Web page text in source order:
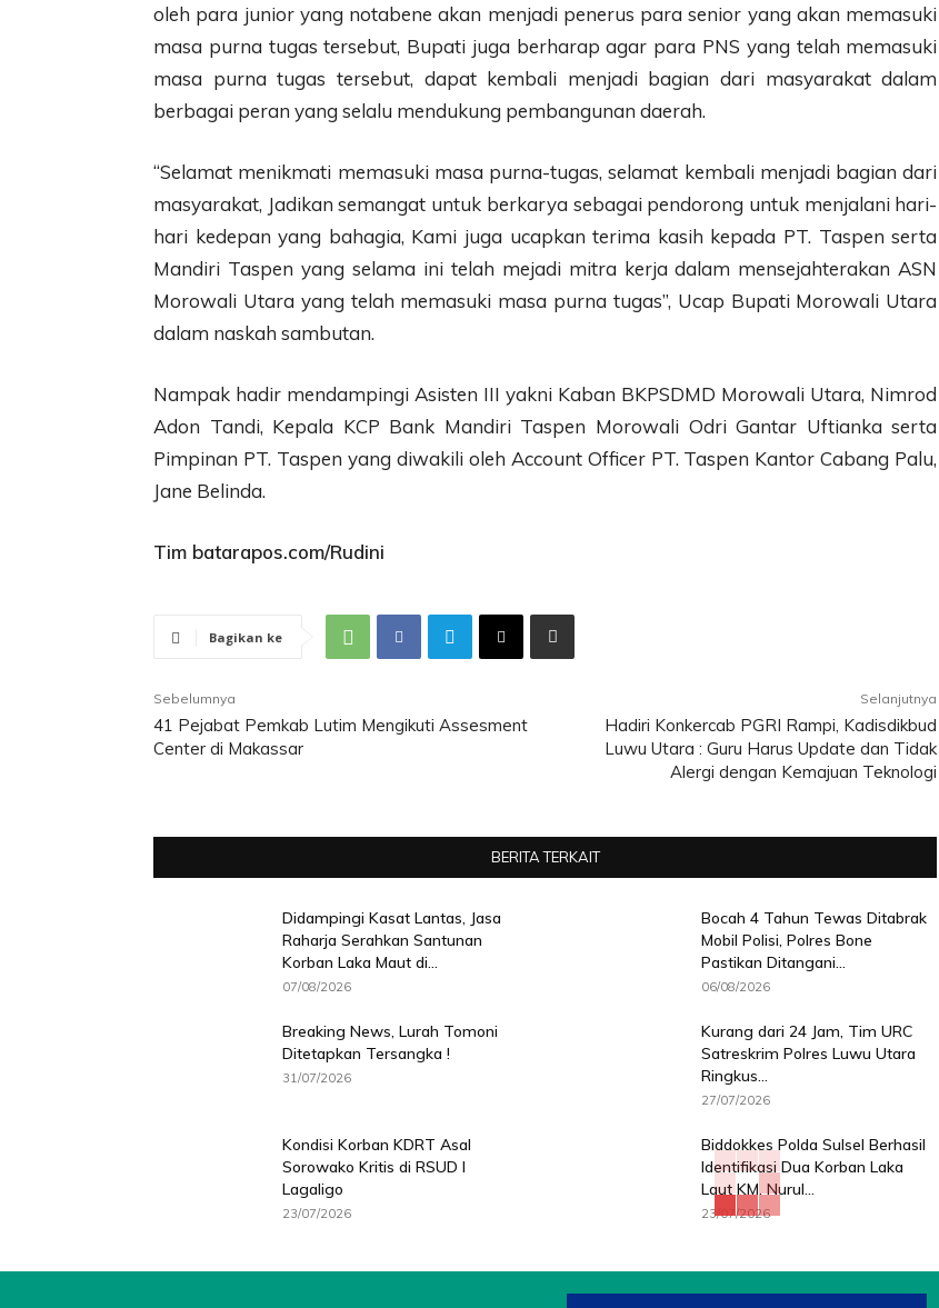
oleh para junior yang notabene akan menjadi penerus para senior yang akan memasuki
masa purna tugas tersebut, Bupati juga berharap agar para PNS yang telah memasuki
masa purna tugas tersebut, dapat kembali menjadi bagian dari masyarakat dalam
berbagai peran yang selalu mendukung pembangunan daerah.
“Selamat menikmati memasuki masa purna-tugas, selamat kembali menjadi bagian dari
masyarakat, Jadikan semangat untuk berkarya sebagai pendorong untuk menjalani hari-
hari kedepan yang bahagia, Kami juga ucapkan terima kasih kepada PT. Taspen serta
Mandiri Taspen yang selama ini telah mejadi mitra kerja dalam mensejahterakan ASN
Morowali Utara yang telah memasuki masa purna tugas”, Ucap Bupati Morowali Utara
dalam naskah sambutan.
Nampak hadir mendampingi Asisten III yakni Kaban BKPSDMD Morowali Utara, Nimrod
Adon Tandi, Kepala KCP Bank Mandiri Taspen Morowali Odri Gantar Uftianka serta
Pimpinan PT. Taspen yang diwakili oleh Account Officer PT. Taspen Kantor Cabang Palu,
Jane Belinda.
Tim batarapos.com/Rudini
Bagikan ke
Sebelumnya
41 Pejabat Pemkab Lutim Mengikuti Assesment
Center di Makassar
Selanjutnya
Hadiri Konkercab PGRI Rampi, Kadisdikbud
Luwu Utara : Guru Harus Update dan Tidak
Alergi dengan Kemajuan Teknologi
BERITA TERKAIT
Didampingi Kasat Lantas, Jasa
Raharja Serahkan Santunan
Korban Laka Maut di...
07/08/2026
Bocah 4 Tahun Tewas Ditabrak
Mobil Polisi, Polres Bone
Pastikan Ditangani...
06/08/2026
Breaking News, Lurah Tomoni
Ditetapkan Tersangka !
31/07/2026
Kurang dari 24 Jam, Tim URC
Satreskrim Polres Luwu Utara
Ringkus...
27/07/2026
Kondisi Korban KDRT Asal
Sorowako Kritis di RSUD I
Lagaligo
23/07/2026
Biddokkes Polda Sulsel Berhasil
Identifikasi Dua Korban Laka
Laut KM. Nurul...
23/07/2026